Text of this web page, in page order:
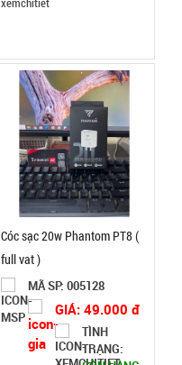
20.000 đ
TRẠNG:
CÒN HÀNG
Cân nặng :
0.3kg
Cóc sạc 20w Phantom PT8 (
full vat )
MÃ SP: 005128
GIÁ: 49.000 đ
TÌNH
TRẠNG: